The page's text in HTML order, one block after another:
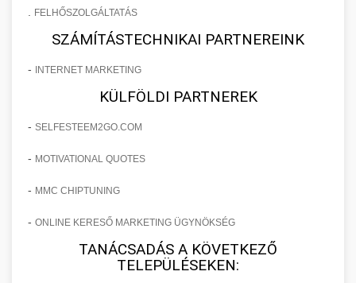
FELHŐSZOLGÁLTATÁS
SZÁMÍTÁSTECHNIKAI PARTNEREINK
- INTERNET MARKETING
KÜLFÖLDI PARTNEREK
- SELFESTEEM2GO.COM
- MOTIVATIONAL QUOTES
- MMC CHIPTUNING
- ONLINE KERESŐ MARKETING ÜGYNÖKSÉG
TANÁCSADÁS A KÖVETKEZŐ
TELEPÜLÉSEKEN: